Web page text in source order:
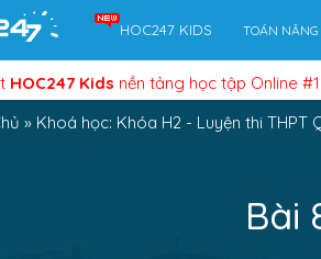
HOC247 KIDS TOÁN NÂNG
HOC247 Kids nền tảng học tập Online #1
» Khoá học: Khóa H2 - Luyện thi THPT
Bài